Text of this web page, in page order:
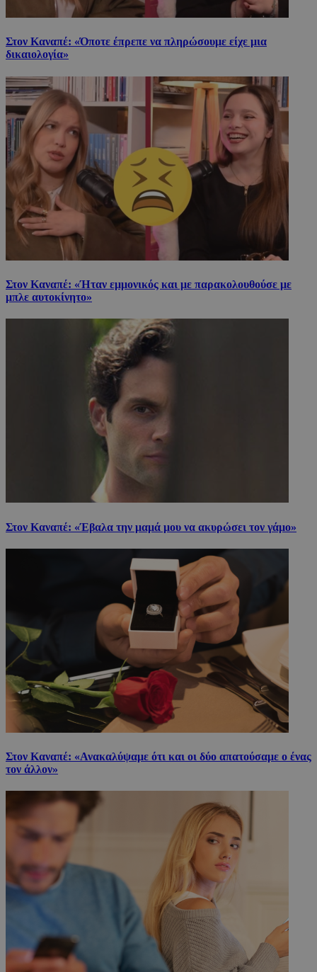
Στον Καναπέ: «Όποτε έπρεπε να πληρώσουμε είχε μια
δικαιολογία»
Στον Καναπέ: «Ήταν εμμονικός και με παρακολουθούσε με
μπλε αυτοκίνητο»
Στον Καναπέ: «Έβαλα την μαμά μου να ακυρώσει τον γάμο»
Στον Καναπέ: «Ανακαλύψαμε ότι και οι δύο απατούσαμε ο ένας
τον άλλον»